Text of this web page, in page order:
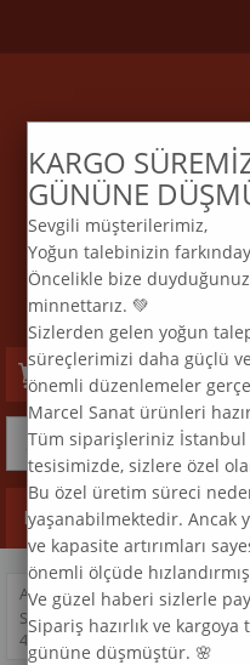
KARGO VE
ELMAS MOZAİK TABLO &
TEL:0 850 969 33 74
Kategoriler
ANASAYFA > DESEN >
SANATSAL MANZARA DESEN
46X64CM
KARGO
GÜNÜNE
Sevgili müşterilerimiz,
Yoğun talebinizin
Öncelikle bize
minnettarız. 💚
Sizlerden gelen yoğun
süreçlerimizi daha güçlü
önemli düzenlemeler
Marcel Sanat ürünleri
Tüm siparişleriniz
tesisimizde, sizlere özel
Bu özel üretim süreci
yaşanabilmektedir. Ancak
ve kapasite artırımları
önemli ölçüde
Ve güzel haberi sizlerle
Sipariş hazırlık ve
gününe düşmüştür. 🌸